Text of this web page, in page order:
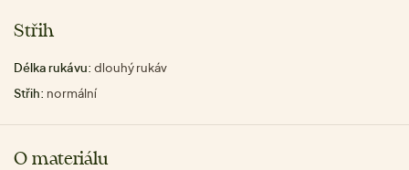
Střih
Délka rukávu: dlouhý rukáv
Střih: normální
O materiálu